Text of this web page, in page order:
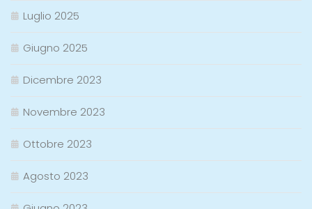
Luglio 2025
Giugno 2025
Dicembre 2023
Novembre 2023
Ottobre 2023
Agosto 2023